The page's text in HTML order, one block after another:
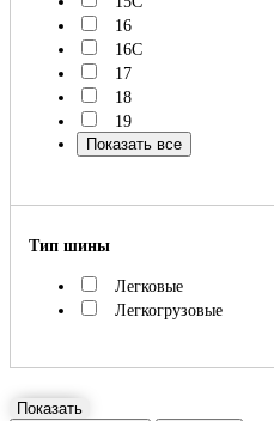
16
16C
17
18
19
Показать все
Тип шины
Легковые
Легкогрузовые
Показать